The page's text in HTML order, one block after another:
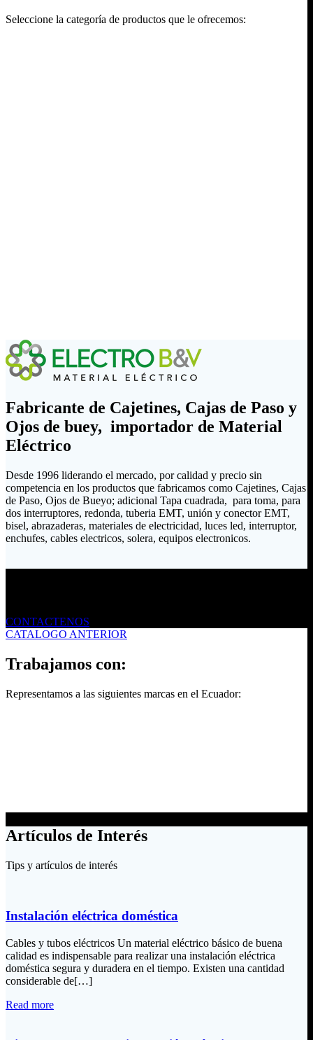
Seleccione la categoría de productos que le ofrecemos:
Fabricante de Cajetines, Cajas de Paso y
Ojos de buey, importador de Material
Eléctrico
Desde 1996 liderando el mercado, por calidad y precio sin
competencia en los productos que fabricamos como Cajetines, Cajas
de Paso, Ojos de Bueyo; adicional Tapa cuadrada, para toma, para
dos interruptores, redonda, tuberia EMT, unión y conector EMT,
bisel, abrazaderas, materiales de electricidad, luces led, interruptor,
enchufes, cables electricos, solera, equipos electronicos.
CONTACTENOS
CATALOGO ANTERIOR
Trabajamos con:
Representamos a las siguientes marcas en el Ecuador:
Artículos de Interés
Tips y artículos de interés
Instalación eléctrica doméstica
Cables y tubos eléctricos Un material eléctrico básico de buena
calidad es indispensable para realizar una instalación eléctrica
doméstica segura y duradera en el tiempo. Existen una cantidad
considerable de[…]
Read more